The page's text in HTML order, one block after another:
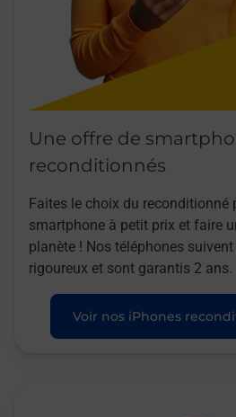
Une offre de
reconditionnés
Faites le choix du reconditionné
smartphone à petit prix et faire
planète ! Nos téléphones
rigoureux et sont garantis 2 ans.
Voir nos iPhones